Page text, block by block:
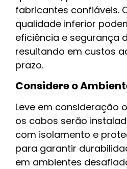
fabricantes confiáveis.
qualidade inferior
eficiência e segurança
resultando em custos
prazo.
Considere o
Leve em consideração
os cabos serão
com isolamento e
para garantir
em ambientes